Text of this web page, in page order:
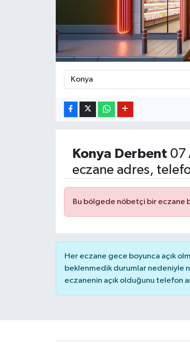
Konya Derbent 07
eczane adres,
Bu bölgede nöbetçi bir eczane
Her eczane gece boyunca açık
beklenmedik durumlar nedeniyle
eczanenin açık olduğunu telefon
OTOMOBİL